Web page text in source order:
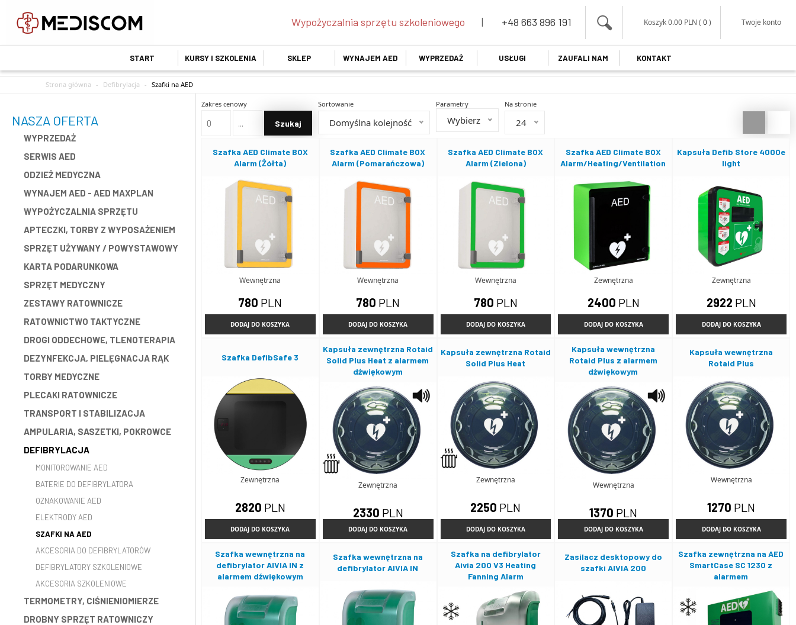
Wypożyczalnia sprzętu szkoleniowego | +48 663 896 191 Koszyk0.00 PLN ( 0) Twoje konto
START KURSY I SZKOLENIA SKLEP WYNAJEM AED WYPRZEDAŻ USŁUGI ZAUFALI NAM KONTAKT
Strona główna - Defibrylacja - Szafki na AED
NASZA OFERTA
WYPRZEDAŻ
SERWIS AED
ODZIEŻ MEDYCZNA
WYNAJEM AED - AED MAXPLAN
WYPOŻYCZALNIA SPRZĘTU
APTECZKI, TORBY Z WYPOSAŻENIEM
SPRZĘT UŻYWANY / POWYSTAWOWY
KARTA PODARUNKOWA
SPRZĘT MEDYCZNY
ZESTAWY RATOWNICZE
RATOWNICTWO TAKTYCZNE
DROGI ODDECHOWE, TLENOTERAPIA
DEZYNFEKCJA, PIELĘGNACJA RĄK
TORBY MEDYCZNE
PLECAKI RATOWNICZE
TRANSPORT I STABILIZACJA
AMPULARIA, SASZETKI, POKROWCE
DEFIBRYLACJA
MONITOROWANIE AED
BATERIE DO DEFIBRYLATORA
OZNAKOWANIE AED
ELEKTRODY AED
SZAFKI NA AED
AKCESORIA DO DEFIBRYLATORÓW
DEFIBRYLATORY SZKOLENIOWE
AKCESORIA SZKOLENIOWE
TERMOMETRY, CIŚNIENIOMIERZE
DROBNY SPRZĘT RATOWNICZY
Zakres cenowy Sortowanie
Domyślna kolejność
Parametry
Wybierz
Na stronie
24
Szafka AED Climate BOX
Alarm (Żółta)
Wewnętrzna
780 PLN
DODAJ DO KOSZYKA
Szafka AED Climate BOX
Alarm (Pomarańczowa)
Wewnętrzna
780 PLN
DODAJ DO KOSZYKA
Szafka AED Climate BOX
Alarm (Zielona)
Wewnętrzna
780 PLN
DODAJ DO KOSZYKA
Szafka AED Climate BOX
Alarm/Heating/Ventilation
Zewnętrzna
2400 PLN
DODAJ DO KOSZYKA
Kapsuła Defib Store 4000e
light
Zewnętrzna
2922 PLN
DODAJ DO KOSZYKA
Szafka DefibSafe 3
Zewnętrzna
2820 PLN
DODAJ DO KOSZYKA
Kapsuła zewnętrzna Rotaid
Solid Plus Heat z alarmem
dźwiękowym
Zewnętrzna
2330 PLN
DODAJ DO KOSZYKA
Kapsuła zewnętrzna Rotaid
Solid Plus Heat
Zewnętrzna
2250 PLN
DODAJ DO KOSZYKA
Kapsuła wewnętrzna
Rotaid Plus z alarmem
dźwiękowym
Wewnętrzna
1370 PLN
DODAJ DO KOSZYKA
Kapsuła wewnętrzna
Rotaid Plus
Wewnętrzna
1270 PLN
DODAJ DO KOSZYKA
Szafka wewnętrzna na
defibrylator AIVIA IN z
alarmem dźwiękowym
Szafka wewnętrzna na
defibrylator AIVIA IN
Szafka na defibrylator
Aivia 200 V3 Heating
Fanning Alarm
Zasilacz desktopowy do
szafki AIVIA 200
Szafka zewnętrzna na AED
SmartCase SC 1230 z
alarmem